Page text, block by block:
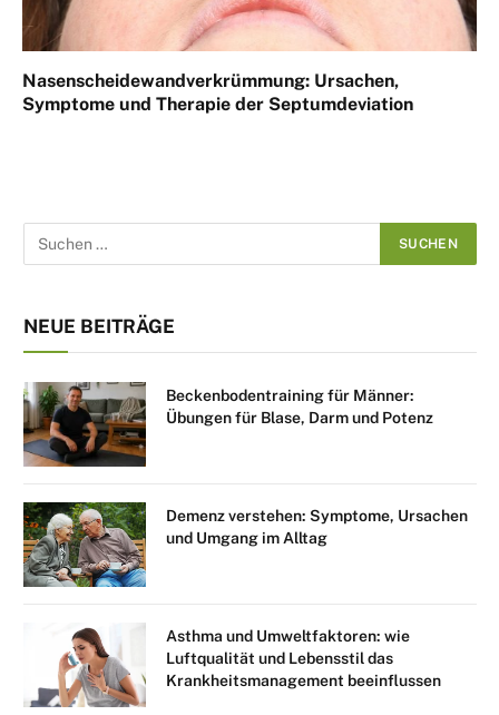
Nasenscheidewandverkrümmung: Ursachen,
Symptome und Therapie der Septumdeviation
NEUE BEITRÄGE
Beckenbodentraining für Männer:
Übungen für Blase, Darm und Potenz
Demenz verstehen: Symptome, Ursachen
und Umgang im Alltag
Asthma und Umweltfaktoren: wie
Luftqualität und Lebensstil das
Krankheitsmanagement beeinflussen